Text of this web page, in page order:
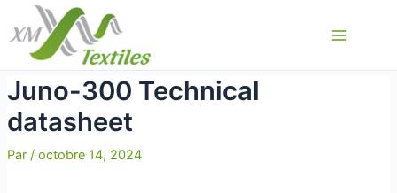
contenu
Juno-300 Technical
datasheet
Par / octobre 14, 2024